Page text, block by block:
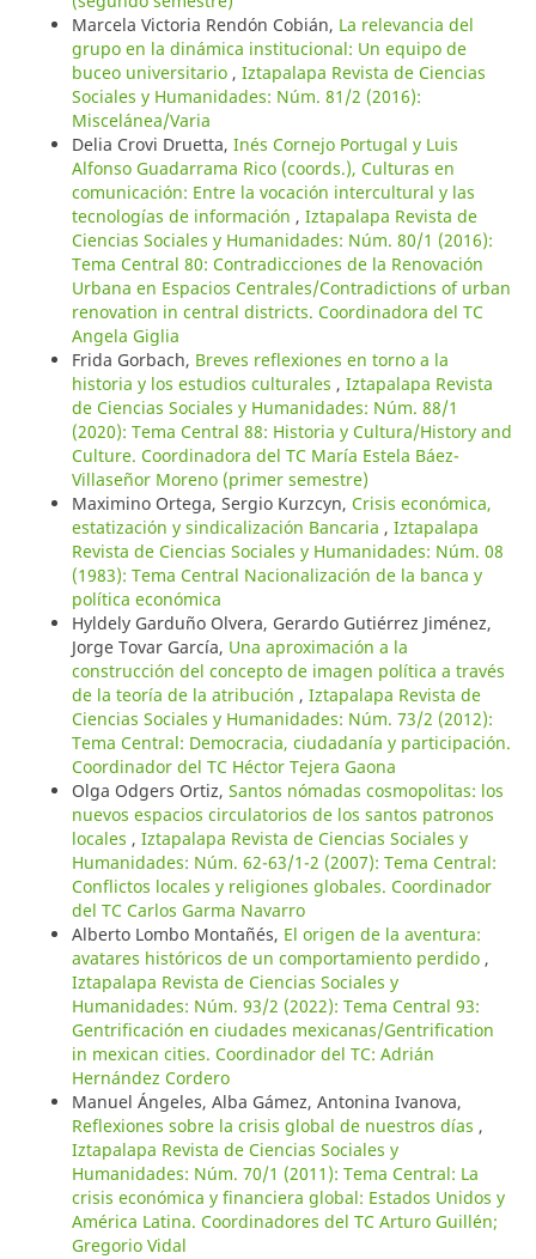
Marcela Victoria Rendón Cobián, La relevancia del
grupo en la dinámica institucional: Un equipo de
buceo universitario , Iztapalapa Revista de Ciencias
Sociales y Humanidades: Núm. 81/2 (2016):
Miscelánea/Varia
Delia Crovi Druetta, Inés Cornejo Portugal y Luis
Alfonso Guadarrama Rico (coords.), Culturas en
comunicación: Entre la vocación intercultural y las
tecnologías de información , Iztapalapa Revista de
Ciencias Sociales y Humanidades: Núm. 80/1 (2016):
Tema Central 80: Contradicciones de la Renovación
Urbana en Espacios Centrales/Contradictions of urban
renovation in central districts. Coordinadora del TC
Angela Giglia
Frida Gorbach, Breves reflexiones en torno a la
historia y los estudios culturales , Iztapalapa Revista
de Ciencias Sociales y Humanidades: Núm. 88/1
(2020): Tema Central 88: Historia y Cultura/History and
Culture. Coordinadora del TC María Estela Báez-
Villaseñor Moreno (primer semestre)
Maximino Ortega, Sergio Kurzcyn, Crisis económica,
estatización y sindicalización Bancaria , Iztapalapa
Revista de Ciencias Sociales y Humanidades: Núm. 08
(1983): Tema Central Nacionalización de la banca y
política económica
Hyldely Garduño Olvera, Gerardo Gutiérrez Jiménez,
Jorge Tovar García, Una aproximación a la
construcción del concepto de imagen política a través
de la teoría de la atribución , Iztapalapa Revista de
Ciencias Sociales y Humanidades: Núm. 73/2 (2012):
Tema Central: Democracia, ciudadanía y participación.
Coordinador del TC Héctor Tejera Gaona
Olga Odgers Ortiz, Santos nómadas cosmopolitas: los
nuevos espacios circulatorios de los santos patronos
locales , Iztapalapa Revista de Ciencias Sociales y
Humanidades: Núm. 62-63/1-2 (2007): Tema Central:
Conflictos locales y religiones globales. Coordinador
del TC Carlos Garma Navarro
Alberto Lombo Montañés, El origen de la aventura:
avatares históricos de un comportamiento perdido ,
Iztapalapa Revista de Ciencias Sociales y
Humanidades: Núm. 93/2 (2022): Tema Central 93:
Gentrificación en ciudades mexicanas/Gentrification
in mexican cities. Coordinador del TC: Adrián
Hernández Cordero
Manuel Ángeles, Alba Gámez, Antonina Ivanova,
Reflexiones sobre la crisis global de nuestros días ,
Iztapalapa Revista de Ciencias Sociales y
Humanidades: Núm. 70/1 (2011): Tema Central: La
crisis económica y financiera global: Estados Unidos y
América Latina. Coordinadores del TC Arturo Guillén;
Gregorio Vidal